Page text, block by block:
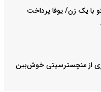
با یک زن/ یوفا پرداخت
از منچسترسیتی خوش‌بین